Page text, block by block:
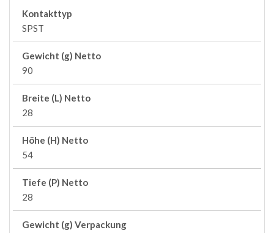
Kontakttyp
SPST
Gewicht (g) Netto
90
Breite (L) Netto
28
Höhe (H) Netto
54
Tiefe (P) Netto
28
Gewicht (g) Verpackung